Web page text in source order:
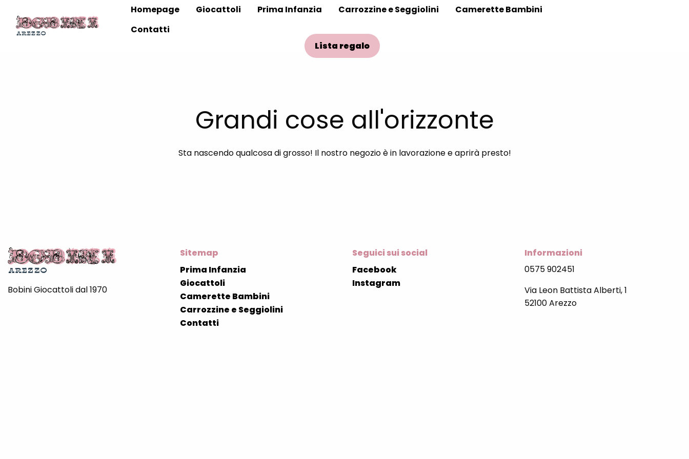
Homepage Giocattoli Prima Infanzia Carrozzine e Seggiolini
Camerette Bambini
Contatti
Lista regalo
Grandi cose all'orizzonte
Sta nascendo qualcosa di grosso! Il nostro negozio è in lavorazione e aprirà presto!
Bobini Giocattoli dal 1970
Sitemap
Prima Infanzia
Giocattoli
Camerette Bambini
Carrozzine e Seggiolini
Contatti
Seguici sui social
Facebook
Instagram
Informazioni
0575 902451
Via Leon Battista Alberti, 1
52100 Arezzo